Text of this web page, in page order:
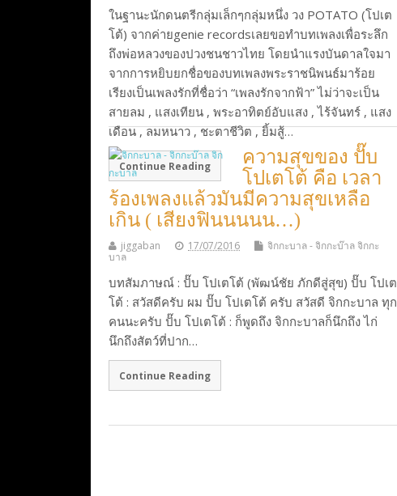
ในฐานะนักดนตรีกลุ่มเล็กๆกลุ่มหนึ่ง วง POTATO (โปเต
โต้) จากค่ายgenie recordsเลยขอทำบทเพลงเพื่อระลึก
ถึงพ่อหลวงของปวงชนชาวไทย โดยนำแรงบันดาลใจมา
จากการหยิบยกชื่อของบทเพลงพระราชนิพนธ์มาร้อย
เรียงเป็นเพลงรักที่ชื่อว่า “เพลงรักจากฟ้า” ไม่ว่าจะเป็น
สายลม , แสงเทียน , พระอาทิตย์อับแสง , ไร้จันทร์ , แสง
เดือน , ลมหนาว , ชะตาชีวิต , ยิ้มสู้…
Continue Reading
ความสุขของ ปั๊บ
โปเตโต้ คือ เวลา
ร้องเพลงแล้วมันมีความสุขเหลือ
เกิน ( เสียงฟินนนนน…)
jiggaban 17/07/2016
จิกกะบาล - จิกกะบ๊าล จิกกะ
บาล
บทสัมภาษณ์ : ปั๊บ โปเตโต้ (พัฒน์ชัย ภักดีสู่สุข) ปั๊บ โปเต
โต้ : สวัสดีครับ ผม ปั๊บ โปเตโต้ ครับ สวัสดี จิกกะบาล ทุก
คนนะครับ ปั๊บ โปเตโต้ : ก็พูดถึง จิกกะบาลก็นึกถึง ไก่
นึกถึงสัตว์ที่ปาก…
Continue Reading